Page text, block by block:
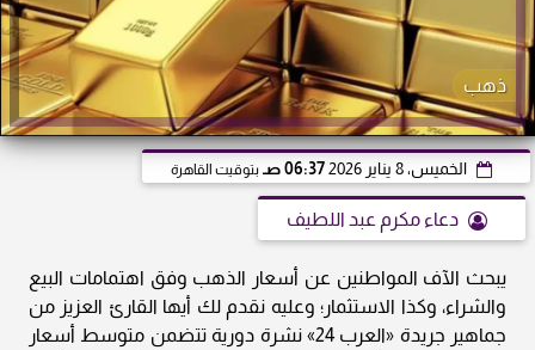
ذهب
الخميس، 8 يناير 2026 06:37 صـ بتوقيت القاهرة
دعاء مكرم عبد اللطيف
يبحث الآف المواطنين عن أسعار الذهب وفق اهتمامات البيع
والشراء، وكذا الاستثمار؛ وعليه نقدم لك أيها القارئ العزيز من
جماهير جريدة «العرب 24» نشرة دورية تتضمن متوسط أسعار